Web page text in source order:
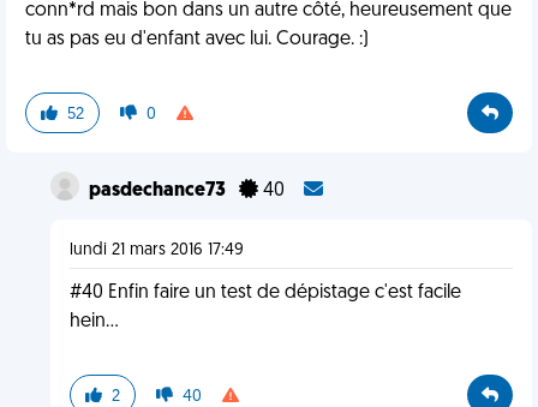
conn*rd mais bon dans un autre côté, heureusement que
tu as pas eu d'enfant avec lui. Courage. :)
52 0
pasdechance73 40
lundi 21 mars 2016 17:49
#40 Enfin faire un test de dépistage c'est facile
hein...
2 40